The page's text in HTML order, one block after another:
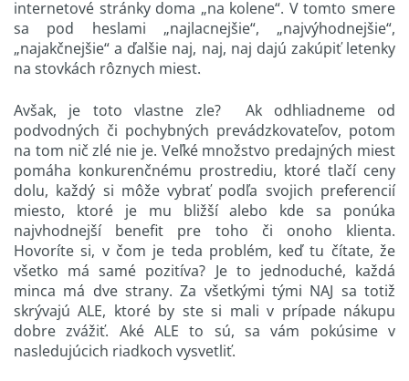
internetové stránky doma „na kolene“. V tomto smere
sa pod heslami „najlacnejšie“, „najvýhodnejšie“,
„najakčnejšie“ a ďalšie naj, naj, naj dajú zakúpiť letenky
na stovkách rôznych miest.
Avšak, je toto vlastne zle? Ak odhliadneme od
podvodných či pochybných prevádzkovateľov, potom
na tom nič zlé nie je. Veľké množstvo predajných miest
pomáha konkurenčnému prostrediu, ktoré tlačí ceny
dolu, každý si môže vybrať podľa svojich preferencií
miesto, ktoré je mu bližší alebo kde sa ponúka
najvhodnejší benefit pre toho či onoho klienta.
Hovoríte si, v čom je teda problém, keď tu čítate, že
všetko má samé pozitíva? Je to jednoduché, každá
minca má dve strany. Za všetkými tými NAJ sa totiž
skrývajú ALE, ktoré by ste si mali v prípade nákupu
dobre zvážiť. Aké ALE to sú, sa vám pokúsime v
nasledujúcich riadkoch vysvetliť.